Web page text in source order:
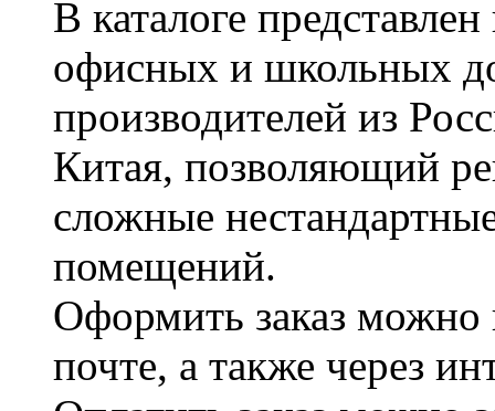
В каталоге
офисных и школьных
производителей из
Китая, позволяющий
сложные
помещений.
Оформить заказ можно
почте, а также через